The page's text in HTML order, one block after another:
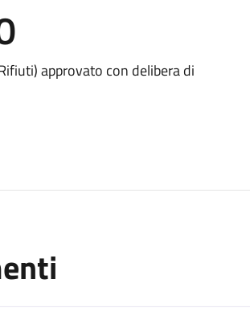
approvato con delibera di